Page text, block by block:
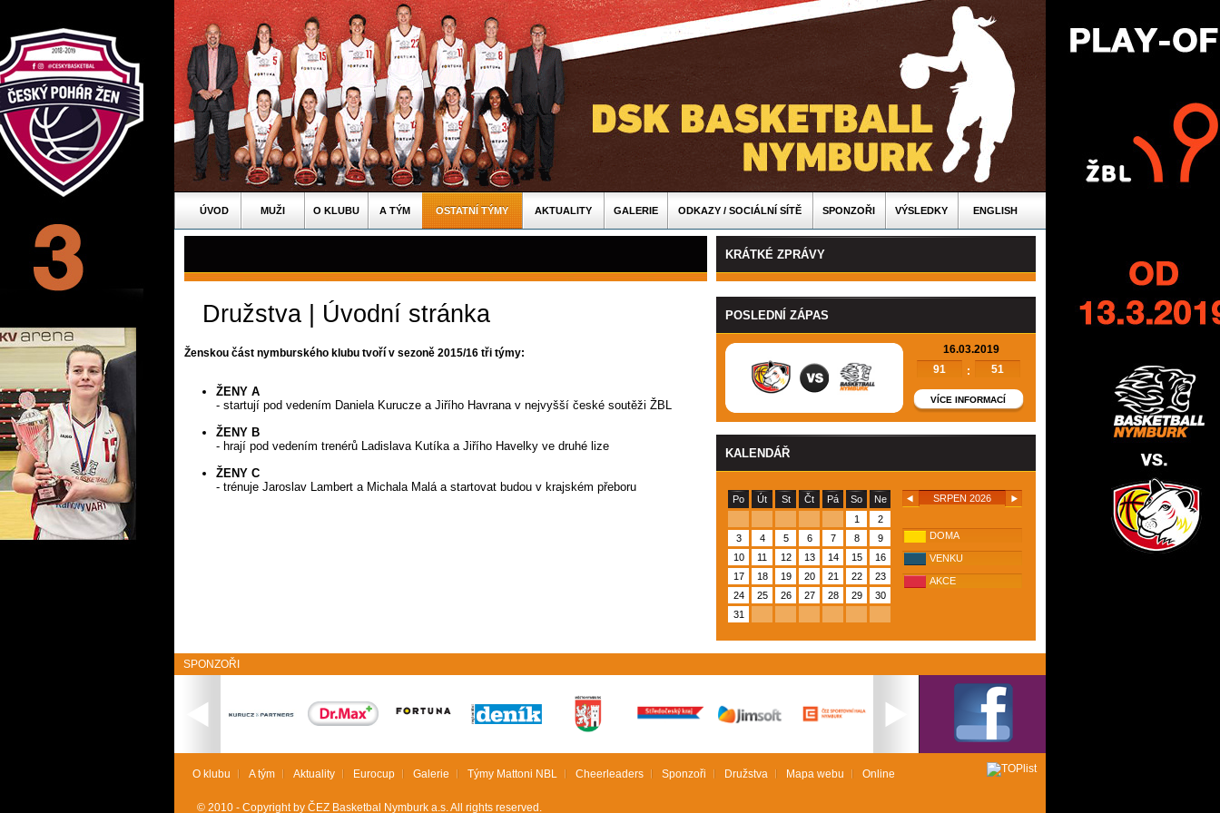
ÚVOD MUŽI O KLUBU A TÝM OSTATNÍ TÝMY AKTUALITY GALERIE ODKAZY / SOCIÁLNÍ SÍTĚ SPONZOŘI VÝSLEDKY ENGLISH
Družstva | Úvodní stránka
Ženskou část nymburského klubu tvoří v sezoně 2015/16 tři týmy:
ŽENY A
- startují pod vedením Daniela Kurucze a Jiřího Havrana v nejvyšší české soutěži ŽBL
ŽENY B
- hrají pod vedením trenérů Ladislava Kutíka a Jiřího Havelky ve druhé lize
ŽENY C
- trénuje Jaroslav Lambert a Michala Malá a startovat budou v krajském přeboru
KRÁTKÉ ZPRÁVY
POSLEDNÍ ZÁPAS
16.03.2019
91
: 51
VÍCE INFORMACÍ
KALENDÁŘ
SRPEN 2026
DOMA
VENKU
AKCE
Po Út St Čt Pá So
Ne
1
2
3
4 5 6 7 8
9
10
11 12 13 14 15
16
17
18 19 20 21 22
23
24
25 26 27 28 29
30
31
SPONZOŘI
O klubu A tým Aktuality Eurocup Galerie Týmy Mattoni NBL Cheerleaders Sponzoři Družstva Mapa webu Online
© 2010 - Copyright by ČEZ Basketbal Nymburk a.s. All rights reserved.